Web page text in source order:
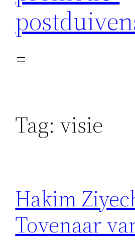
Tag: visie
Hakim
Tovenaar